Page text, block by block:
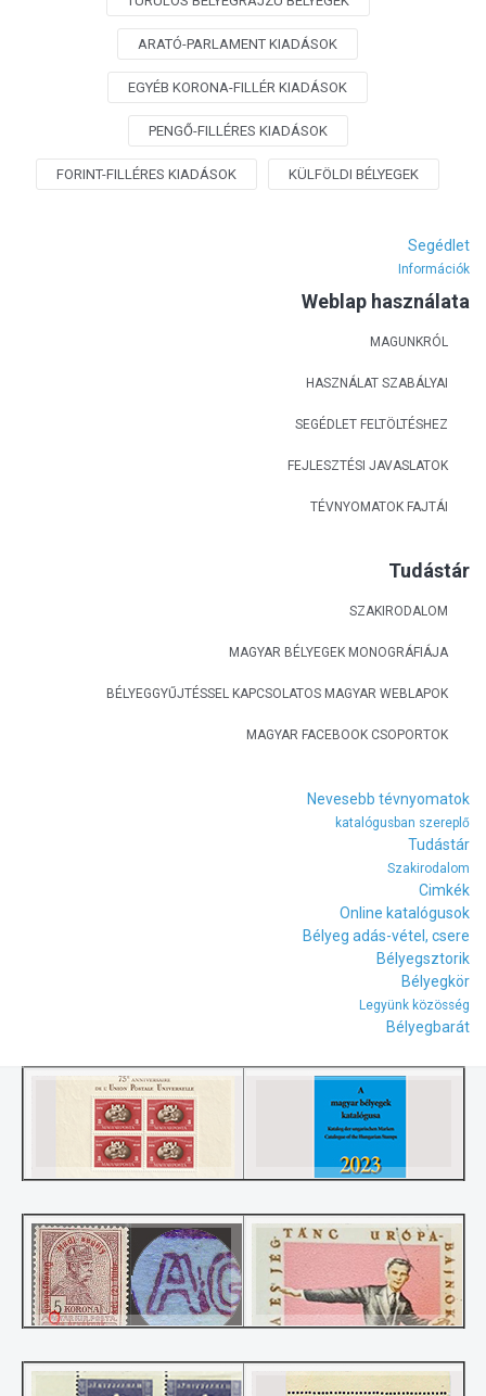
ARATÓ-PARLAMENT KIADÁSOK
EGYÉB KORONA-FILLÉR KIADÁSOK
PENGŐ-FILLÉRES KIADÁSOK
FORINT-FILLÉRES KIADÁSOK KÜLFÖLDI BÉLYEGEK
Segédlet
Információk
Weblap használata
MAGUNKRÓL
HASZNÁLAT SZABÁLYAI
SEGÉDLET FELTÖLTÉSHEZ
FEJLESZTÉSI JAVASLATOK
TÉVNYOMATOK FAJTÁI
Tudástár
SZAKIRODALOM
MAGYAR BÉLYEGEK MONOGRÁFIÁJA
BÉLYEGGYŰJTÉSSEL KAPCSOLATOS MAGYAR WEBLAPOK
MAGYAR FACEBOOK CSOPORTOK
Nevesebb tévnyomatok
katalógusban szereplő
Tudástár
Szakirodalom
Cimkék
Online katalógusok
Bélyeg adás-vétel, csere
Bélyegsztorik
Bélyegkör
Legyünk közösség
Bélyegbarát